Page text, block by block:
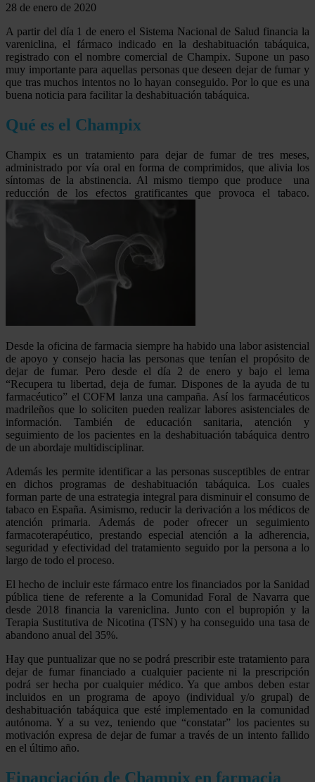
28 de enero de 2020
A partir del día 1 de enero el Sistema Nacional de Salud financia la
vareniclina, el fármaco indicado en la deshabituación tabáquica,
registrado con el nombre comercial de Champix. Supone un paso
muy importante para aquellas personas que deseen dejar de fumar y
que tras muchos intentos no lo hayan conseguido. Por lo que es una
buena noticia para facilitar la deshabituación tabáquica.
Qué es el Champix
Champix es un tratamiento para dejar de fumar de tres meses,
administrado por vía oral en forma de comprimidos, que alivia los
síntomas de la abstinencia. Al mismo tiempo que produce una
reducción de los efectos gratificantes que provoca el tabaco.
Desde la oficina de farmacia siempre ha habido una labor asistencial
de apoyo y consejo hacia las personas que tenían el propósito de
dejar de fumar. Pero desde el día 2 de enero y bajo el lema
“Recupera tu libertad, deja de fumar. Dispones de la ayuda de tu
farmacéutico” el COFM lanza una campaña. Así los farmacéuticos
madrileños que lo soliciten pueden realizar labores asistenciales de
información. También de educación sanitaria, atención y
seguimiento de los pacientes en la deshabituación tabáquica dentro
de un abordaje multidisciplinar.
Además les permite identificar a las personas susceptibles de entrar
en dichos programas de deshabituación tabáquica. Los cuales
forman parte de una estrategia integral para disminuir el consumo de
tabaco en España. Asimismo, reducir la derivación a los médicos de
atención primaria. Además de poder ofrecer un seguimiento
farmacoterapéutico, prestando especial atención a la adherencia,
seguridad y efectividad del tratamiento seguido por la persona a lo
largo de todo el proceso.
El hecho de incluir este fármaco entre los financiados por la Sanidad
pública tiene de referente a la Comunidad Foral de Navarra que
desde 2018 financia la vareniclina. Junto con el bupropión y la
Terapia Sustitutiva de Nicotina (TSN) y ha conseguido una tasa de
abandono anual del 35%.
Hay que puntualizar que no se podrá prescribir este tratamiento para
dejar de fumar financiado a cualquier paciente ni la prescripción
podrá ser hecha por cualquier médico. Ya que ambos deben estar
incluidos en un programa de apoyo (individual y/o grupal) de
deshabituación tabáquica que esté implementado en la comunidad
autónoma. Y a su vez, teniendo que “constatar” los pacientes su
motivación expresa de dejar de fumar a través de un intento fallido
en el último año.
Financiación de Champix en farmacia